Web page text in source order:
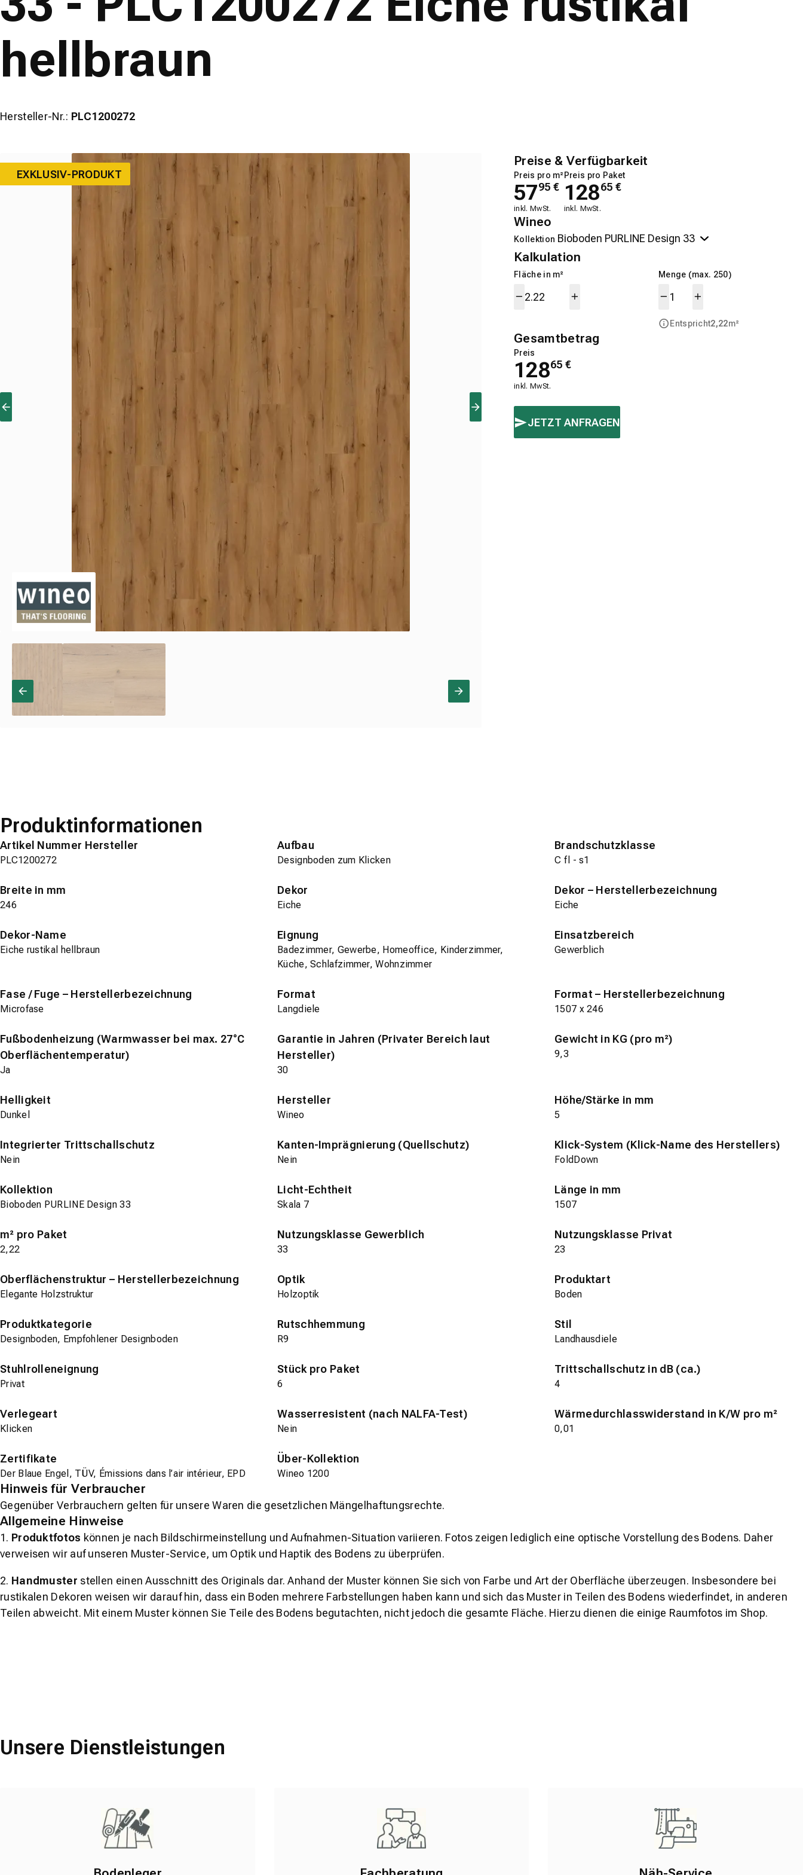
hellbraun
Hersteller-Nr.: PLC1200272
EXKLUSIV-PRODUKT
Preise & Verfügbarkeit
Preis pro m²
5795 €
inkl. MwSt.
Preis pro Paket
12865 €
inkl. MwSt.
Wineo
Kollektion
Kalkulation
Fläche in m² Menge (max. 250)
Entspricht2,22m²
Gesamtbetrag
Preis
12865 €
inkl. MwSt.
JETZT ANFRAGEN
Produktinformationen
Artikel Nummer Hersteller
PLC1200272
Aufbau
Designboden zum Klicken
Brandschutzklasse
C fl - s1
Breite in mm
246
Dekor
Eiche
Dekor – Herstellerbezeichnung
Eiche
Dekor-Name
Eiche rustikal hellbraun
Eignung
Badezimmer, Gewerbe, Homeoffice, Kinderzimmer,
Küche, Schlafzimmer, Wohnzimmer
Einsatzbereich
Gewerblich
Fase / Fuge – Herstellerbezeichnung
Microfase
Format
Langdiele
Format – Herstellerbezeichnung
1507 x 246
Fußbodenheizung (Warmwasser bei max. 27°C
Oberflächentemperatur)
Ja
Garantie in Jahren (Privater Bereich laut
Hersteller)
30
Gewicht in KG (pro m²)
9,3
Helligkeit
Dunkel
Hersteller
Wineo
Höhe/Stärke in mm
5
Integrierter Trittschallschutz
Nein
Kanten-Imprägnierung (Quellschutz)
Nein
Klick-System (Klick-Name des Herstellers)
FoldDown
Kollektion
Bioboden PURLINE Design 33
Licht-Echtheit
Skala 7
Länge in mm
1507
m² pro Paket
2,22
Nutzungsklasse Gewerblich
33
Nutzungsklasse Privat
23
Oberflächenstruktur – Herstellerbezeichnung
Elegante Holzstruktur
Optik
Holzoptik
Produktart
Boden
Produktkategorie
Designboden, Empfohlener Designboden
Rutschhemmung
R9
Stil
Landhausdiele
Stuhlrolleneignung
Privat
Stück pro Paket
6
Trittschallschutz in dB (ca.)
4
Verlegeart
Klicken
Wasserresistent (nach NALFA-Test)
Nein
Wärmedurchlasswiderstand in K/W pro m²
0,01
Zertifikate
Der Blaue Engel, TÜV, Émissions dans l’air intérieur, EPD
Über-Kollektion
Wineo 1200
Hinweis für Verbraucher
Gegenüber Verbrauchern gelten für unsere Waren die gesetzlichen Mängelhaftungsrechte.
Allgemeine Hinweise
1. Produktfotos können je nach Bildschirmeinstellung und Aufnahmen-Situation variieren. Fotos zeigen lediglich eine optische Vorstellung des Bodens. Daher
verweisen wir auf unseren Muster-Service, um Optik und Haptik des Bodens zu überprüfen.
2. Handmuster stellen einen Ausschnitt des Originals dar. Anhand der Muster können Sie sich von Farbe und Art der Oberfläche überzeugen. Insbesondere bei
rustikalen Dekoren weisen wir darauf hin, dass ein Boden mehrere Farbstellungen haben kann und sich das Muster in Teilen des Bodens wiederfindet, in anderen
Teilen abweicht. Mit einem Muster können Sie Teile des Bodens begutachten, nicht jedoch die gesamte Fläche. Hierzu dienen die einige Raumfotos im Shop.
Unsere Dienstleistungen